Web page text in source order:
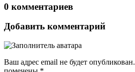
0 комментариев
Добавить комментарий
Ваш адрес email не будет опубликован.